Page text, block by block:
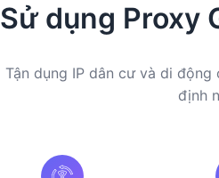
Sử dụng Proxy
Tận dụng IP dân cư và di
định